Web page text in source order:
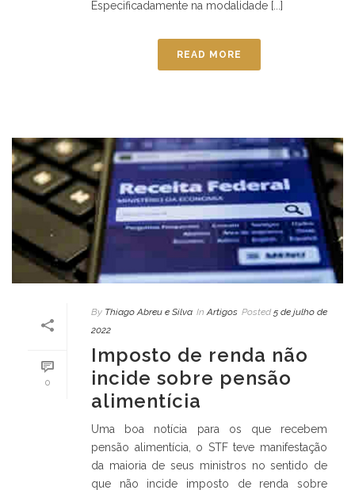
Especificadamente na modalidade [...]
READ MORE
0
By Thiago Abreu e Silva In Artigos Posted 5 de julho de
2022
Imposto de renda não
incide sobre pensão
alimentícia
Uma boa notícia para os que recebem
pensão alimentícia, o STF teve manifestação
da maioria de seus ministros no sentido de
que não incide imposto de renda sobre